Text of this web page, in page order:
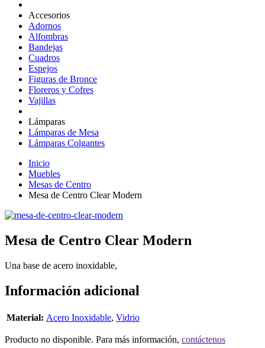
Accesorios
Adornos
Alfombras
Bandejas
Cuadros
Espejos
Figuras de Bronce
Floreros y Cofres
Vajillas
Lámparas
Lámparas de Mesa
Lámparas Colgantes
Inicio
Muebles
Mesas de Centro
Mesa de Centro Clear Modern
Mesa de Centro Clear Modern
Una base de acero inoxidable,
Información adicional
Material: Acero Inoxidable, Vidrio
Producto no disponible. Para más información, contáctenos